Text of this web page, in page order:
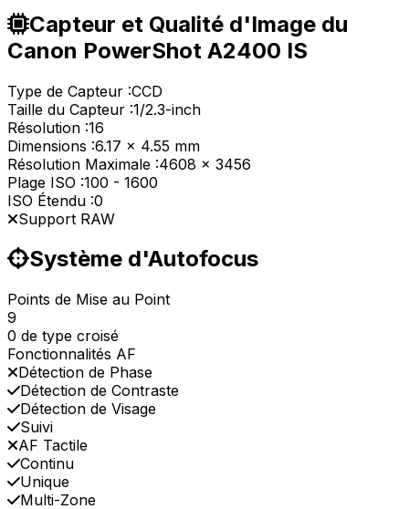
Capteur et Qualité d'Image du
Canon PowerShot A2400 IS
Type de Capteur :CCD
Taille du Capteur :1/2.3-inch
Résolution :16
Dimensions :6.17 x 4.55 mm
Résolution Maximale :4608 x 3456
Plage ISO :100 - 1600
ISO Étendu :0
Support RAW
Système d'Autofocus
Points de Mise au Point
9
0 de type croisé
Fonctionnalités AF
Détection de Phase
Détection de Contraste
Détection de Visage
Suivi
AF Tactile
Continu
Unique
Multi-Zone